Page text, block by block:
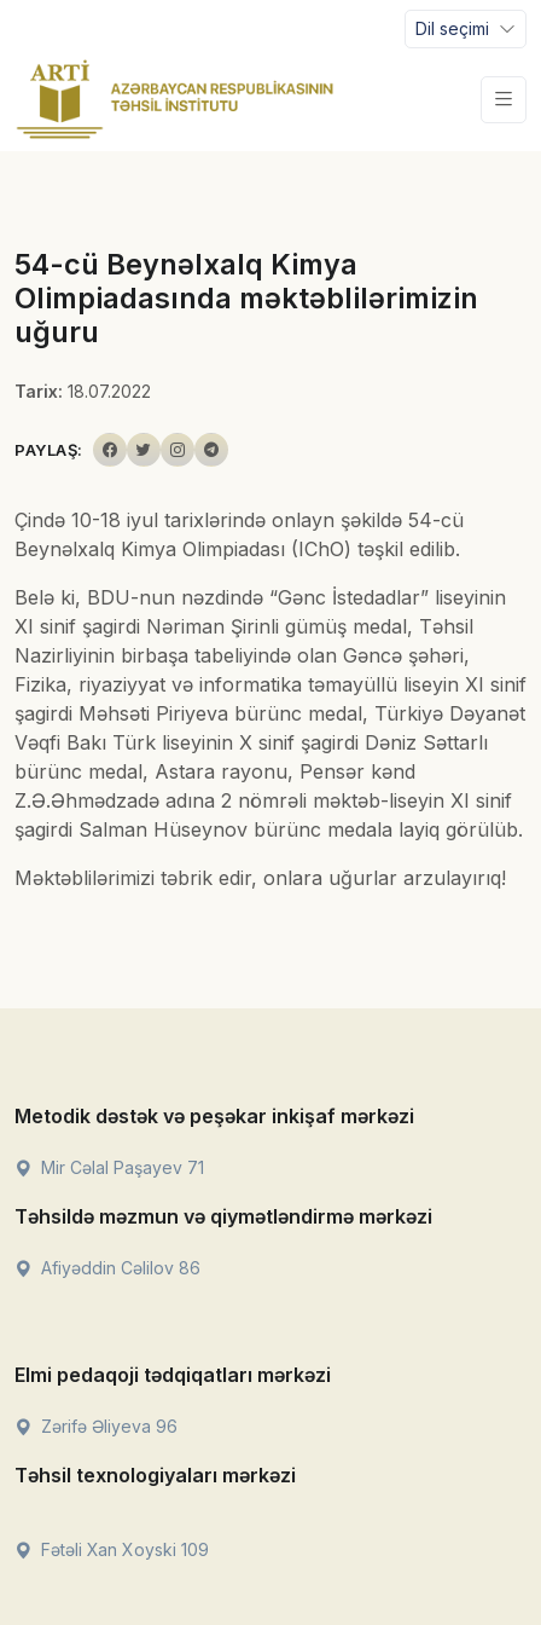
Dil seçimi
54-cü Beynəlxalq Kimya
Olimpiadasında məktəblilərimizin
uğuru
Tarix: 18.07.2022
PAYLAŞ:
Çində 10-18 iyul tarixlərində onlayn şəkildə 54-cü
Beynəlxalq Kimya Olimpiadası (IChO) təşkil edilib.
Belə ki, BDU-nun nəzdində “Gənc İstedadlar” liseyinin
XI sinif şagirdi Nəriman Şirinli gümüş medal, Təhsil
Nazirliyinin birbaşa tabeliyində olan Gəncə şəhəri,
Fizika, riyaziyyat və informatika təmayüllü liseyin XI sinif
şagirdi Məhsəti Piriyeva bürünc medal, Türkiyə Dəyanət
Vəqfi Bakı Türk liseyinin X sinif şagirdi Dəniz Səttarlı
bürünc medal, Astara rayonu, Pensər kənd
Z.Ə.Əhmədzadə adına 2 nömrəli məktəb-liseyin XI sinif
şagirdi Salman Hüseynov bürünc medala layiq görülüb.
Məktəblilərimizi təbrik edir, onlara uğurlar arzulayırıq!
Metodik dəstək və peşəkar inkişaf mərkəzi
Mir Cəlal Paşayev 71
Təhsildə məzmun və qiymətləndirmə mərkəzi
Afiyəddin Cəlilov 86
Elmi pedaqoji tədqiqatları mərkəzi
Zərifə Əliyeva 96
Təhsil texnologiyaları mərkəzi
Fətəli Xan Xoyski 109